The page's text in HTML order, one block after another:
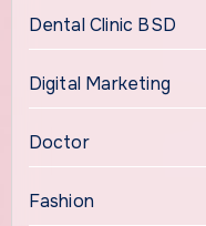
Dental Clinic BSD
Digital Marketing
Doctor
Fashion